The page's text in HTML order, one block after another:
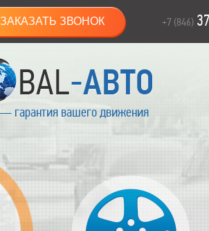
ЗАКАЗАТЬ ЗВОНОК +7 (846)
гарантия вашего движения